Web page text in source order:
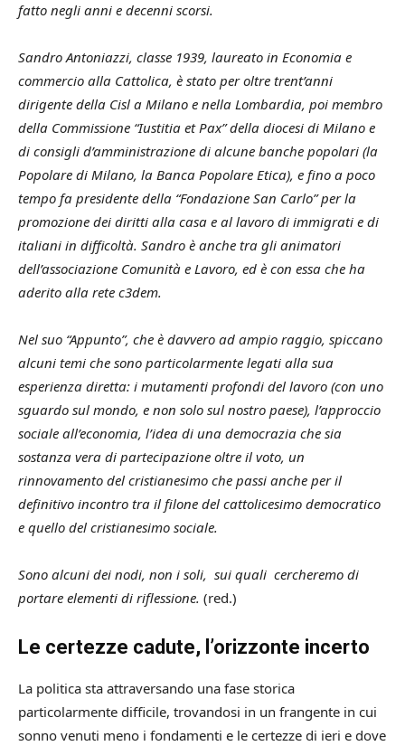
fatto negli anni e decenni scorsi.
Sandro Antoniazzi, classe 1939, laureato in Economia e
commercio alla Cattolica, è stato per oltre trent’anni
dirigente della Cisl a Milano e nella Lombardia, poi membro
della Commissione “Iustitia et Pax” della diocesi di Milano e
di consigli d’amministrazione di alcune banche popolari (la
Popolare di Milano, la Banca Popolare Etica), e fino a poco
tempo fa presidente della “Fondazione San Carlo” per la
promozione dei diritti alla casa e al lavoro di immigrati e di
italiani in difficoltà. Sandro è anche tra gli animatori
dell’associazione Comunità e Lavoro, ed è con essa che ha
aderito alla rete c3dem.
Nel suo “Appunto”, che è davvero ad ampio raggio, spiccano
alcuni temi che sono particolarmente legati alla sua
esperienza diretta: i mutamenti profondi del lavoro (con uno
sguardo sul mondo, e non solo sul nostro paese), l’approccio
sociale all’economia, l’idea di una democrazia che sia
sostanza vera di partecipazione oltre il voto, un
rinnovamento del cristianesimo che passi anche per il
definitivo incontro tra il filone del cattolicesimo democratico
e quello del cristianesimo sociale.
Sono alcuni dei nodi, non i soli, sui quali cercheremo di
portare elementi di riflessione. (red.)
Le certezze cadute, l’orizzonte incerto
La politica sta attraversando una fase storica
particolarmente difficile, trovandosi in un frangente in cui
sonno venuti meno i fondamenti e le certezze di ieri e dove